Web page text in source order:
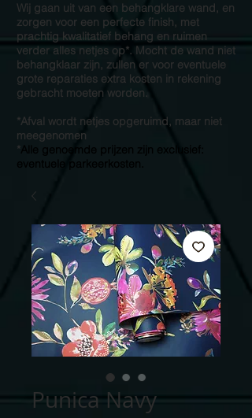
Wij gaan uit van een behangklare wand, en
zorgen voor een perfecte finish, met
prachtig kwalitatief behang en ruimen
verder alles netjes op*. Mocht de wand niet
behangklaar zijn, zullen er voor eventuele
grote reparaties extra kosten in rekening
gebracht moeten worden.
*Afval wordt netjes opgeruimd, maar niet
meegenomen
* Alle genoemde prijzen zijn exclusief:
eventuele parkeerkosten.
Punica Navy